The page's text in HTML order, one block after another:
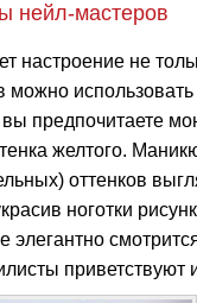
нейл-мастеров
настроение не
использовать
предпочитаете
желтого.
оттенков
ноготки
элегантно
приветствуют